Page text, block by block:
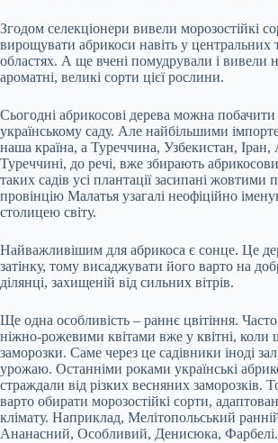
Згодом селекціонери вивели морозостійкі
вирощувати абрикоси навіть у центральних
областях. А ще вчені помудрували і вивели
ароматні, великі сорти цієї рослини.
Сьогодні абрикосові дерева можна
українському саду. Але найбільшими
наша країна, а Туреччина, Узбекистан, Іран,
Туреччині, до речі, вже збирають
таких садів усі плантації засипані
провінцію Малатья узагалі неофіційно
столицею світу.
Найважливішим для абрикоса є сонце. Це
затінку, тому висаджувати його варто на
ділянці, захищеній від сильних вітрів.
Ще одна особливість – раннє цвітіння.
ніжно-рожевими квітами вже у квітні, коли
заморозки. Саме через це садівники іноді
урожаю. Останніми роками українські
страждали від різких весняних заморозків.
варто обирати морозостійкі сорти,
клімату. Наприклад, Мелітопольський
Ананасний, Особливий, Денисюка, Фарбелі.